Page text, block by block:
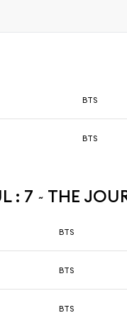
BTS
BTS
: 7 ~ THE
BTS
BTS
BTS